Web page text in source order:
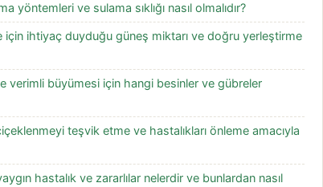
yöntemleri ve sulama sıklığı nasıl olmalıdır?
için ihtiyaç duyduğu güneş miktarı ve doğru yerleştirme
verimli büyümesi için hangi besinler ve gübreler
teşvik etme ve hastalıkları önleme amacıyla
hastalık ve zararlılar nelerdir ve bunlardan nasıl